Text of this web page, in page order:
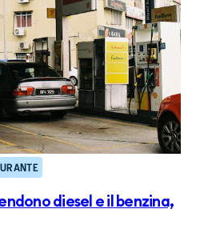
diesel e il benzina,